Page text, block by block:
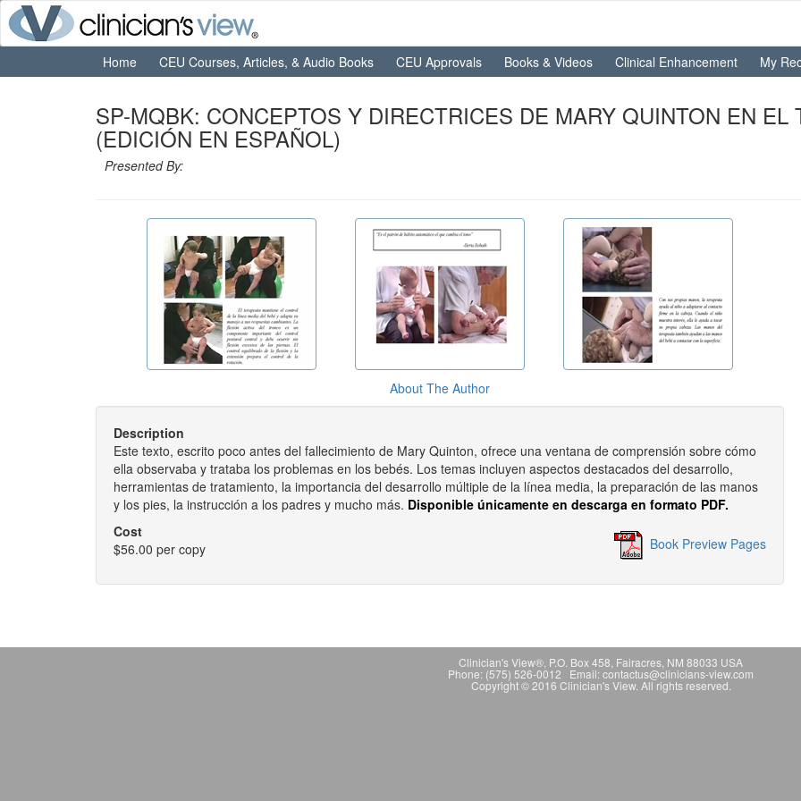
Home CEU Courses, Articles, & Audio Books CEU Approvals Books & Videos Clinical Enhancement My
SP-MQBK: CONCEPTOS Y DIRECTRICES DE MARY QUINTON EN EL
(EDICIÓN EN ESPAÑOL)
Presented By:
About The Author
Description
Este texto, escrito poco antes del fallecimiento de Mary Quinton, ofrece una ventana de comprensión sobre cómo
ella observaba y trataba los problemas en los bebés. Los temas incluyen aspectos destacados del desarrollo,
herramientas de tratamiento, la importancia del desarrollo múltiple de la línea media, la preparación de las manos
y los pies, la instrucción a los padres y mucho más. Disponible únicamente en descarga en formato PDF.
Cost
$56.00 per copy
Book Preview Pages
Clinician's View®, P.O. Box 458, Fairacres, NM 88033 USA
Phone: (575) 526-0012 Email: contactus@clinicians-view.com
Copyright © 2016 Clinician's View. All rights reserved.